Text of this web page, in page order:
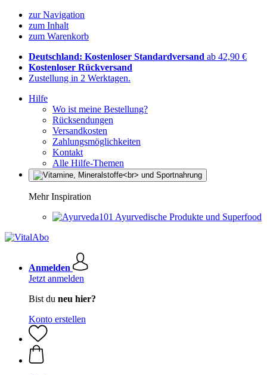
zur Navigation
zum Inhalt
zum Warenkorb
Deutschland: Kostenloser Standardversand ab 42,90 €
Kostenloser Rückversand
Zustellung in 2 Werktagen.
Hilfe
Wo ist meine Bestellung?
Rücksendungen
Versandkosten
Zahlungsmöglichkeiten
Kontakt
Alle Hilfe-Themen
Mehr Inspiration
Ayurvedische Produkte und Superfood
Anmelden
Jetzt anmelden
Bist du neu hier?
Konto erstellen